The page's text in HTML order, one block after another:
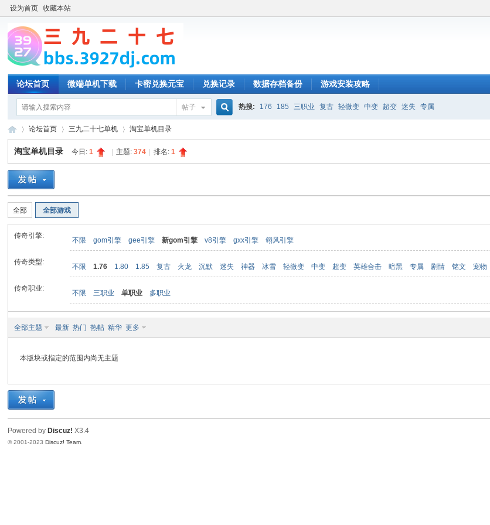
设为首页 收藏本站
论坛首页 微端单机下载 卡密兑换元宝 兑换记录 数据存档备份 游戏安装攻略
帖子 热搜: 176 185 三职业 复古 轻微变 中变 超变 迷失 专属
»
论坛首页 三九二十七单机 淘宝单机目录
淘宝单机目录 今日:1 主题:374 排名:1
全部 全部游戏
传奇引擎:
不限 gom引擎 gee引擎 新gom引擎 v8引擎 gxx引擎 翎风引擎
传奇类型:
不限 1.76 1.80 1.85 复古 火龙 沉默 迷失 神器 冰雪 轻微变 中变 超变 英雄合击 暗黑 专属 剧情 铭文 宠物
传奇职业:
不限 三职业 单职业 多职业
全部主题 最新 热门 热帖 精华 更多
本版块或指定的范围内尚无主题
Powered by Discuz! X3.4
© 2001-2023Discuz! Team